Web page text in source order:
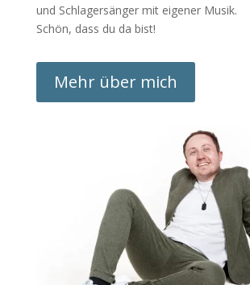
und Schlagersänger mit eigener Musik.
Schön, dass du da bist!
Mehr über mich